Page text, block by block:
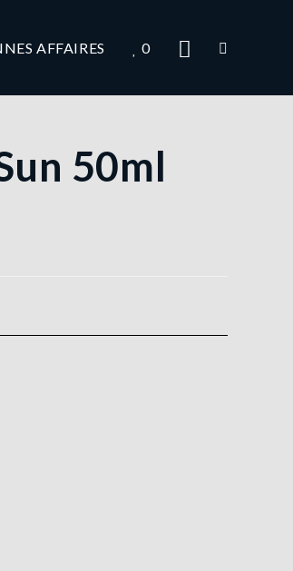
AFFAIRES 0
50ml